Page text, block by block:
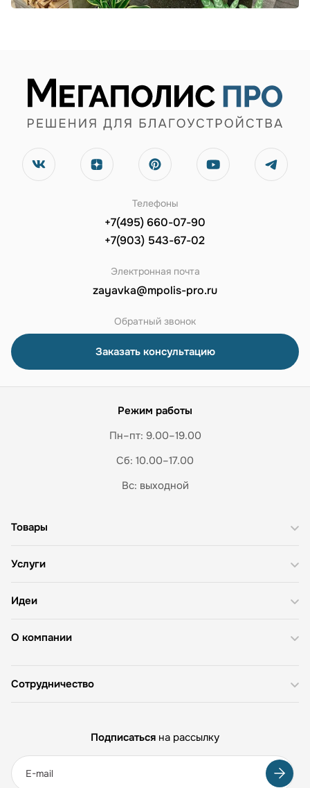
Телефоны
+7(495) 660-07-90
+7(903) 543-67-02
Электронная почта
zayavka@mpolis-pro.ru
Обратный звонок
Заказать консультацию
Режим работы
Пн–пт: 9.00–19.00
Сб: 10.00–17.00
Вс: выходной
О компании
Товары
Услуги
Идеи
Сотрудничество
Подписаться на рассылку